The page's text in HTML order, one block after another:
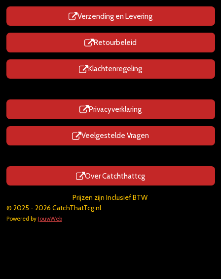
Verzending en Levering
Retourbeleid
Klachtenregeling
Privacyverklaring
Veelgestelde Vragen
Over Catchthattcg
Prijzen zijn Inclusief BTW
© 2025 - 2026 CatchThatTcg.nl
Powered by JouwWeb